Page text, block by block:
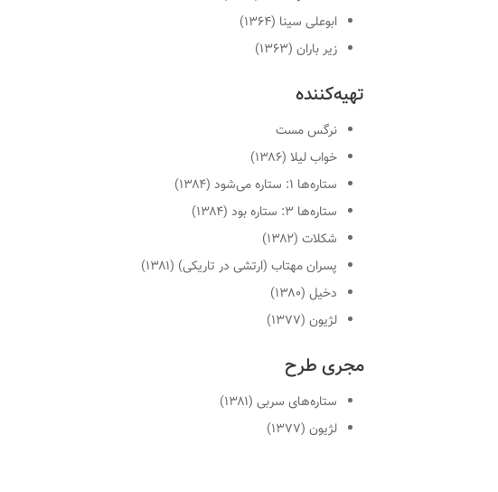
ابوعلی سینا (۱۳۶۴)
زیر باران (۱۳۶۳)
تهیه‌کننده
نرگس مست
خواب لیلا (۱۳۸۶)
ستاره‌ها ۱: ستاره می‌شود (۱۳۸۴)
ستاره‌ها ۳: ستاره بود (۱۳۸۴)
شکلات (۱۳۸۲)
پسران مهتاب (ارتشی در تاریکی) (۱۳۸۱)
دخیل (۱۳۸۰)
لژیون (۱۳۷۷)
مجری طرح
ستاره‌های سربی (۱۳۸۱)
لژیون (۱۳۷۷)